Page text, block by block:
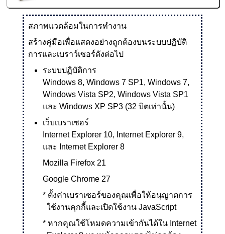
สภาพแวดล้อมในการทำงาน
สร้างคู่มือเพื่อแสดงอย่างถูกต้องบนระบบปฏิบัติ
การและเบราว์เซอร์ดังต่อไป
ระบบปฏิบัติการ
Windows 8,Windows 7 SP1,Windows 7,
Windows Vista SP2,Windows Vista SP1
และWindows XP SP3 (32 บิตเท่านั้น)
เว็บเบราเซอร์
Internet Explorer 10, Internet Explorer 9,
และ
Internet Explorer 8
Mozilla Firefox 21
Google Chrome 27
* ตั้งค่าเบราเซอร์ของคุณเพื่อให้อนุญาตการ
ใช้งานคุกกี้และเปิดใช้งานJavaScript
*หากคุณใช้โหมดความเข้ากันได้ใน Internet